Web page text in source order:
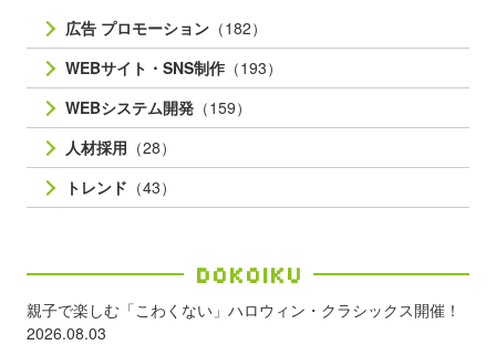
広告 プロモーション （182）
WEBサイト・SNS制作 （193）
WEBシステム開発 （159）
人材採用 （28）
トレンド （43）
Dokoiku
親子で楽しむ「こわくない」ハロウィン・クラシックス開催！
2026.08.03